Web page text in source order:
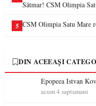
Sătmar! CSM Olimpia
5 CSM Olimpia Satu Mare
DIN ACEEAȘI
Epopeea Istvan
acum 4 saptamani